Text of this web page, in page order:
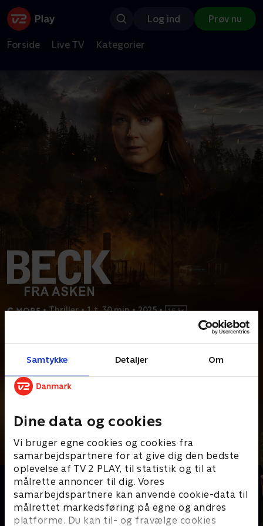
Samtykke Detaljer Om
Dine data og cookies
Vi bruger egne cookies og cookies fra
samarbejdspartnere for at give dig den bedste
oplevelse af TV 2 PLAY, til statistik og til at
målrette annoncer til dig. Vores
samarbejdspartnere kan anvende cookie-data til
målrettet markedsføring på egne og andres
platforme. Du kan til- og fravælge cookies
Log ind Prøv nu
Forside Live TV Kategorier
• Thriller • 1 t. 30 min • 2025 •
En prædikant er omkommet i en mordbrand i et af
pinsebevægelsens menighedshuse. Da Alex og
Prøv TV 2 Play*
*Kræver pakken Basis. Administrer dit abonnement på Mit TV 2.
Andre så også